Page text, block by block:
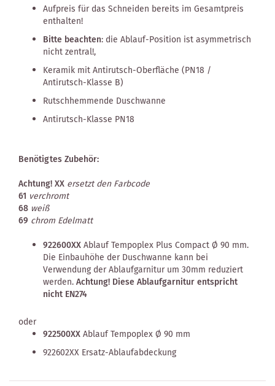
Aufpreis für das Schneiden bereits im Gesamtpreis
enthalten!
Bitte beachten: die Ablauf-Position ist asymmetrisch
nicht zentral!,
Keramik mit Antirutsch-Oberfläche (PN18 /
Antirutsch-Klasse B)
Rutschhemmende Duschwanne
Antirutsch-Klasse PN18
Benötigtes Zubehör:
Achtung!XX ersetzt den Farbcode
61 verchromt
68 weiß
69 chrom Edelmatt
922600XXAblauf Tempoplex Plus Compact Ø 90 mm.
Die Einbauhöhe der Duschwanne kann bei
Verwendung der Ablaufgarnitur um 30mm reduziert
werden.Achtung! Diese Ablaufgarnitur entspricht
nicht EN274
oder
922500XXAblauf Tempoplex Ø 90 mm
922602XX Ersatz-Ablaufabdeckung